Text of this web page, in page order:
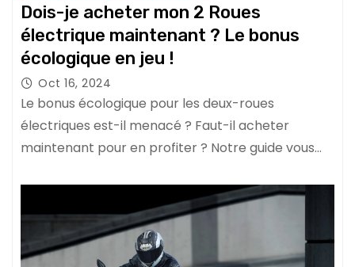
Dois-je acheter mon 2 Roues
électrique maintenant ? Le bonus
écologique en jeu !
Oct 16, 2024
Le bonus écologique pour les deux-roues
électriques est-il menacé ? Faut-il acheter
maintenant pour en profiter ? Notre guide vous…